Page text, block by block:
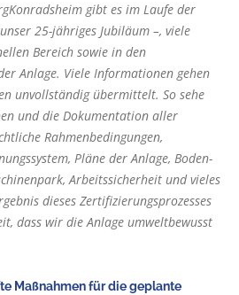
gibt es im Laufe der
25-jähriges Jubiläum –, viele
Bereich sowie in den
Anlage. Viele Informationen gehen
unvollständig übermittelt. So sehe
und die Dokumentation aller
Rahmenbedingungen,
Pläne der Anlage, Boden-
Arbeitssicherheit und vieles
dieses Zertifizierungsprozesses
dass wir die Anlage umweltbewusst
Maßnahmen für die geplante